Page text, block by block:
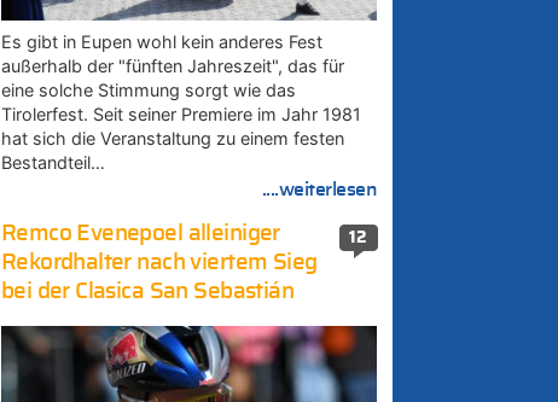
Es gibt in Eupen wohl kein anderes Fest
außerhalb der "fünften Jahreszeit", das für
eine solche Stimmung sorgt wie das
Tirolerfest. Seit seiner Premiere im Jahr 1981
hat sich die Veranstaltung zu einem festen
Bestandteil…
....weiterlesen
12
Remco Evenepoel alleiniger
Rekordhalter nach viertem Sieg
bei der Clasica San Sebastián